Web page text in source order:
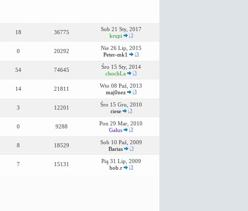
18 36775
Sob 21 Sty, 2017
krupi
0 20292
Nie 26 Lip, 2015
Peter-mk1
54 74645
Śro 15 Sty, 2014
chochLa
14 21811
Wto 08 Paź, 2013
maj0nez
3 12201
Śro 15 Gru, 2010
riese
0 9288
Pon 29 Mar, 2010
Galus
8 18529
Sob 10 Paź, 2009
Bartas
7 15131
Pią 31 Lip, 2009
bob.r